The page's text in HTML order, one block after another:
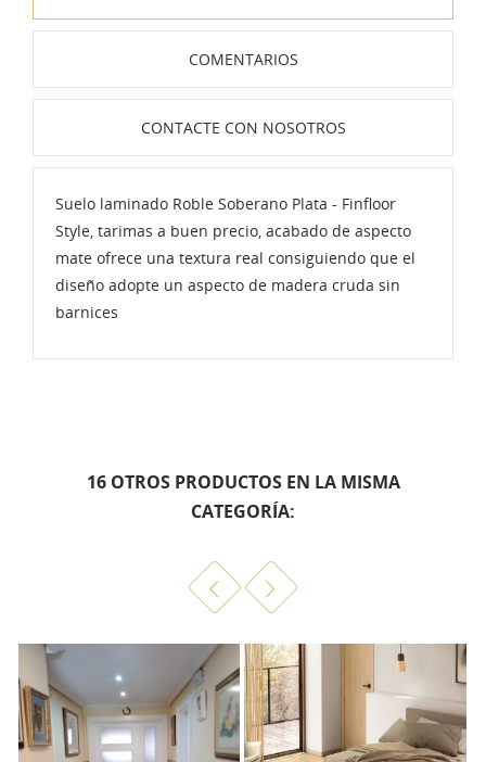
COMENTARIOS
CONTACTE CON NOSOTROS
Suelo laminado Roble Soberano Plata - Finfloor
Style, tarimas a buen precio, acabado de aspecto
mate ofrece una textura real consiguiendo que el
diseño adopte un aspecto de madera cruda sin
barnices
16 OTROS PRODUCTOS EN LA MISMA
CATEGORÍA: